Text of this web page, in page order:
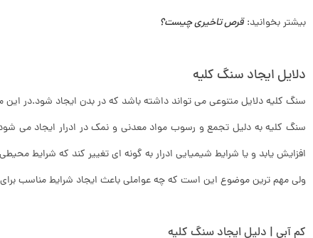
بیشتر بخوانید:قرص تاخیری چیست؟
دلایل ایجاد سنگ کلیه
سنگ کلیه دلایل متنوعی می تواند داشته باشد که در بدن ایجاد شود.در این
سنگ کلیه به دلیل تجمع و رسوب مواد معدنی و نمک در ادرار ایجاد می
افزایش یابد و یا شرایط شیمیایی ادرار به گونه ای تغییر کند که شرایط
ولی مهم ترین موضوع این است که چه عواملی باعث ایجاد شرایط مناسب
کم آبی | دلیل ایجاد سنگ کلیه